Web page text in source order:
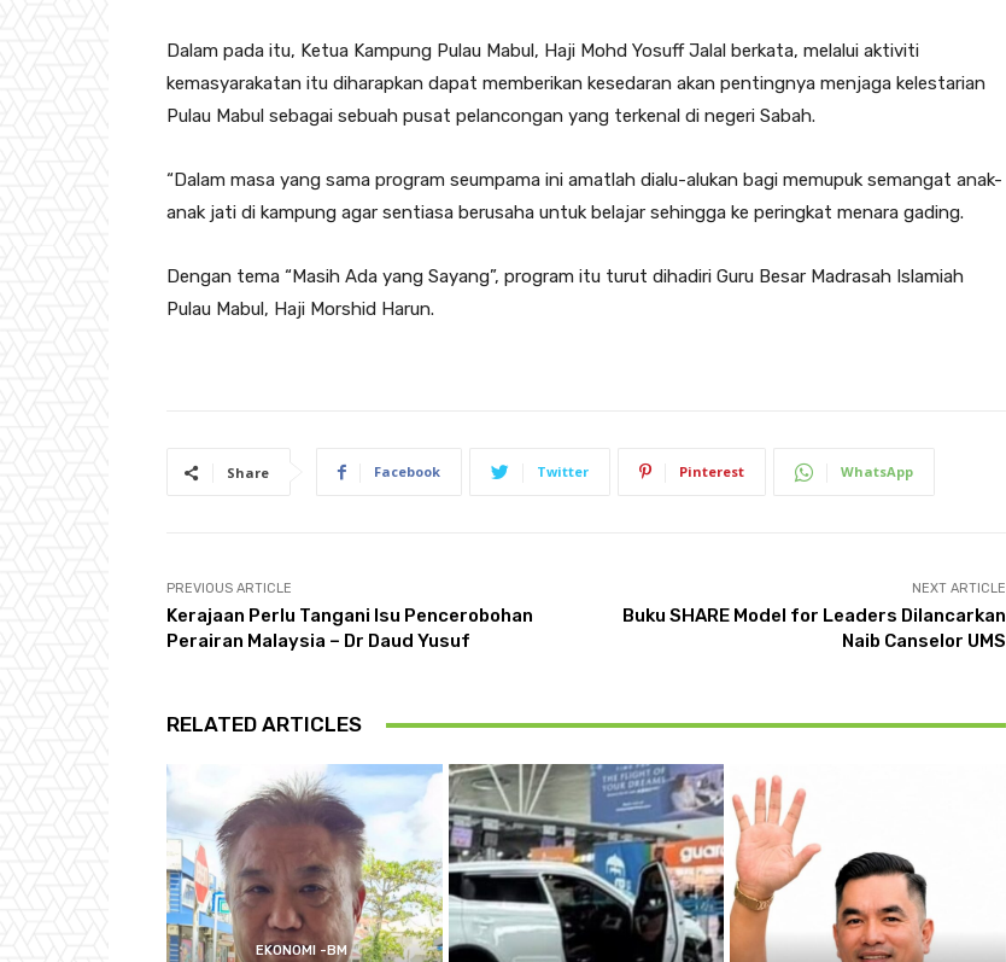
Dalam pada itu, Ketua Kampung Pulau Mabul, Haji Mohd Yosuff Jalal berkata, melalui aktiviti
kemasyarakatan itu diharapkan dapat memberikan kesedaran akan pentingnya menjaga kelestarian
Pulau Mabul sebagai sebuah pusat pelancongan yang terkenal di negeri Sabah.
“Dalam masa yang sama program seumpama ini amatlah dialu-alukan bagi memupuk semangat anak-
anak jati di kampung agar sentiasa berusaha untuk belajar sehingga ke peringkat menara gading.
Dengan tema “Masih Ada yang Sayang”, program itu turut dihadiri Guru Besar Madrasah Islamiah
Pulau Mabul, Haji Morshid Harun.
Share Facebook Twitter Pinterest WhatsApp
PREVIOUS ARTICLE
Kerajaan Perlu Tangani Isu Pencerobohan
Perairan Malaysia – Dr Daud Yusuf
NEXT ARTICLE
Buku SHARE Model for Leaders Dilancarkan
Naib Canselor UMS
RELATED ARTICLES
EKONOMI -BM